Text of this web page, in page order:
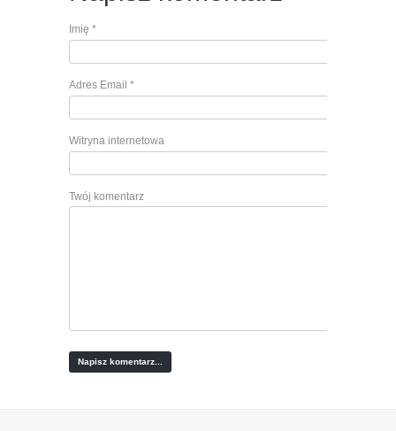
Imię *
Adres Email *
Witryna internetowa
Twój komentarz